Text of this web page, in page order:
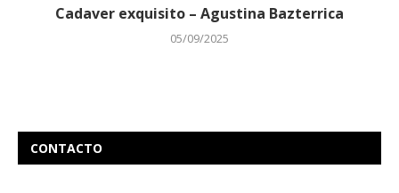
Cadaver exquisito – Agustina Bazterrica
05/09/2025
CONTACTO